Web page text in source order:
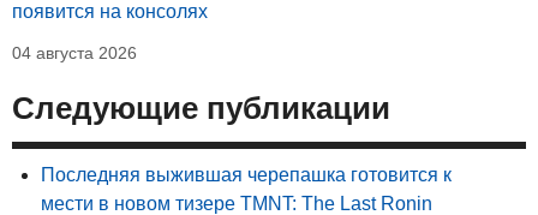
появится на консолях
04 августа 2026
Следующие публикации
Последняя выжившая черепашка готовится к
мести в новом тизере TMNT: The Last Ronin